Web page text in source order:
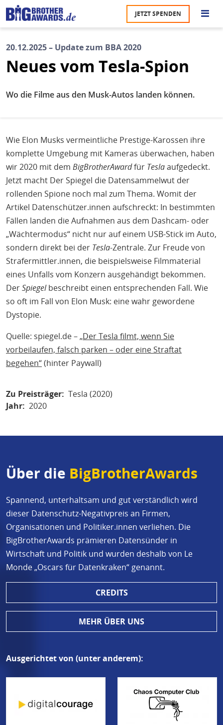
Direkt
zum
Inhalt
JETZT SPENDEN
20.12.2025 – Update zum BBA 2020
Neues vom Tesla-Spion
Wo die Filme aus den Musk-Autos landen können.
Wie Elon Musks vermeintliche Prestige-Karossen ihre
komplette Umgebung mit Kameras überwachen, haben
wir 2020 mit dem BigBrotherAwardfür Teslaaufgedeckt.
Jetzt macht Der Spiegel die Datensammelwut der
rollenden Spione noch mal zum Thema. Womit der
Artikel Datenschützer.innen aufschreckt: In bestimmten
Fällen landen die Aufnahmen aus dem Dashcam- oder
„Wächtermodus“ nicht nur auf einem USB-Stick im Auto,
sondern direkt bei der Tesla-Zentrale. Zur Freude von
Strafermittler.innen, die beispielsweise Filmmaterial
eines Unfalls vom Konzern ausgehändigt bekommen.
DerSpiegelbeschreibt einen entsprechenden Fall. Wie
so oft im Fall von Elon Musk: eine wahr gewordene
Dystopie.
Quelle: spiegel.de –„Der Tesla filmt, wenn Sie
vorbeilaufen, falsch parken – oder eine Straftat
begehen“(hinter Paywall)
Zu Preisträger Tesla (2020)
Jahr 2020
Über die BigBrotherAwards
Spannend, unterhaltsam und gut verständlich wird
dieser Datenschutz-Negativpreis an Firmen,
Organisationen und Politiker.innen verliehen. Die
BigBrotherAwards prämieren Datensünder in
Wirtschaft und Politik und wurden deshalb von Le
Monde „Oscars für Datenkraken“ genannt.
CREDITS
MEHR ÜBER UNS
Ausgerichtet von (unter anderem):